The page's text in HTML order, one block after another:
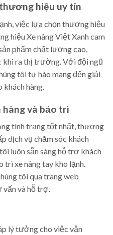
hiệu uy tín
việc lựa chọn thương hiệu
hiệu Xe nâng Việt Xanh cam
phẩm chất lượng cao,
ra thị trường. Với đội ngũ
tôi tự hào mang đến giải
khách hàng.
hàng và bảo trì
tình trạng tốt nhất, thương
dịch vụ chăm sóc khách
luôn sẵn sàng hỗ trợ khách
trì xe nâng tay kho lạnh.
tôi qua trang web
và hỗ trợ.
lý tưởng cho việc vận